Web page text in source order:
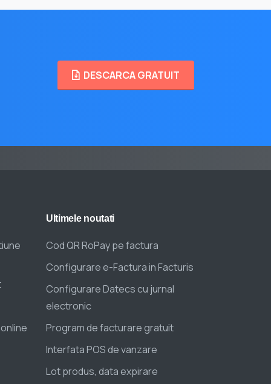
DESCARCA GRATUIT
Ultimele noutati
Cod QR RoPay pe factura
Configurare e-Factura in Facturis
Configurare Datecs cu jurnal
electronic
Program de facturare gratuit
Interfata POS de vanzare
Lot produs, data expirare